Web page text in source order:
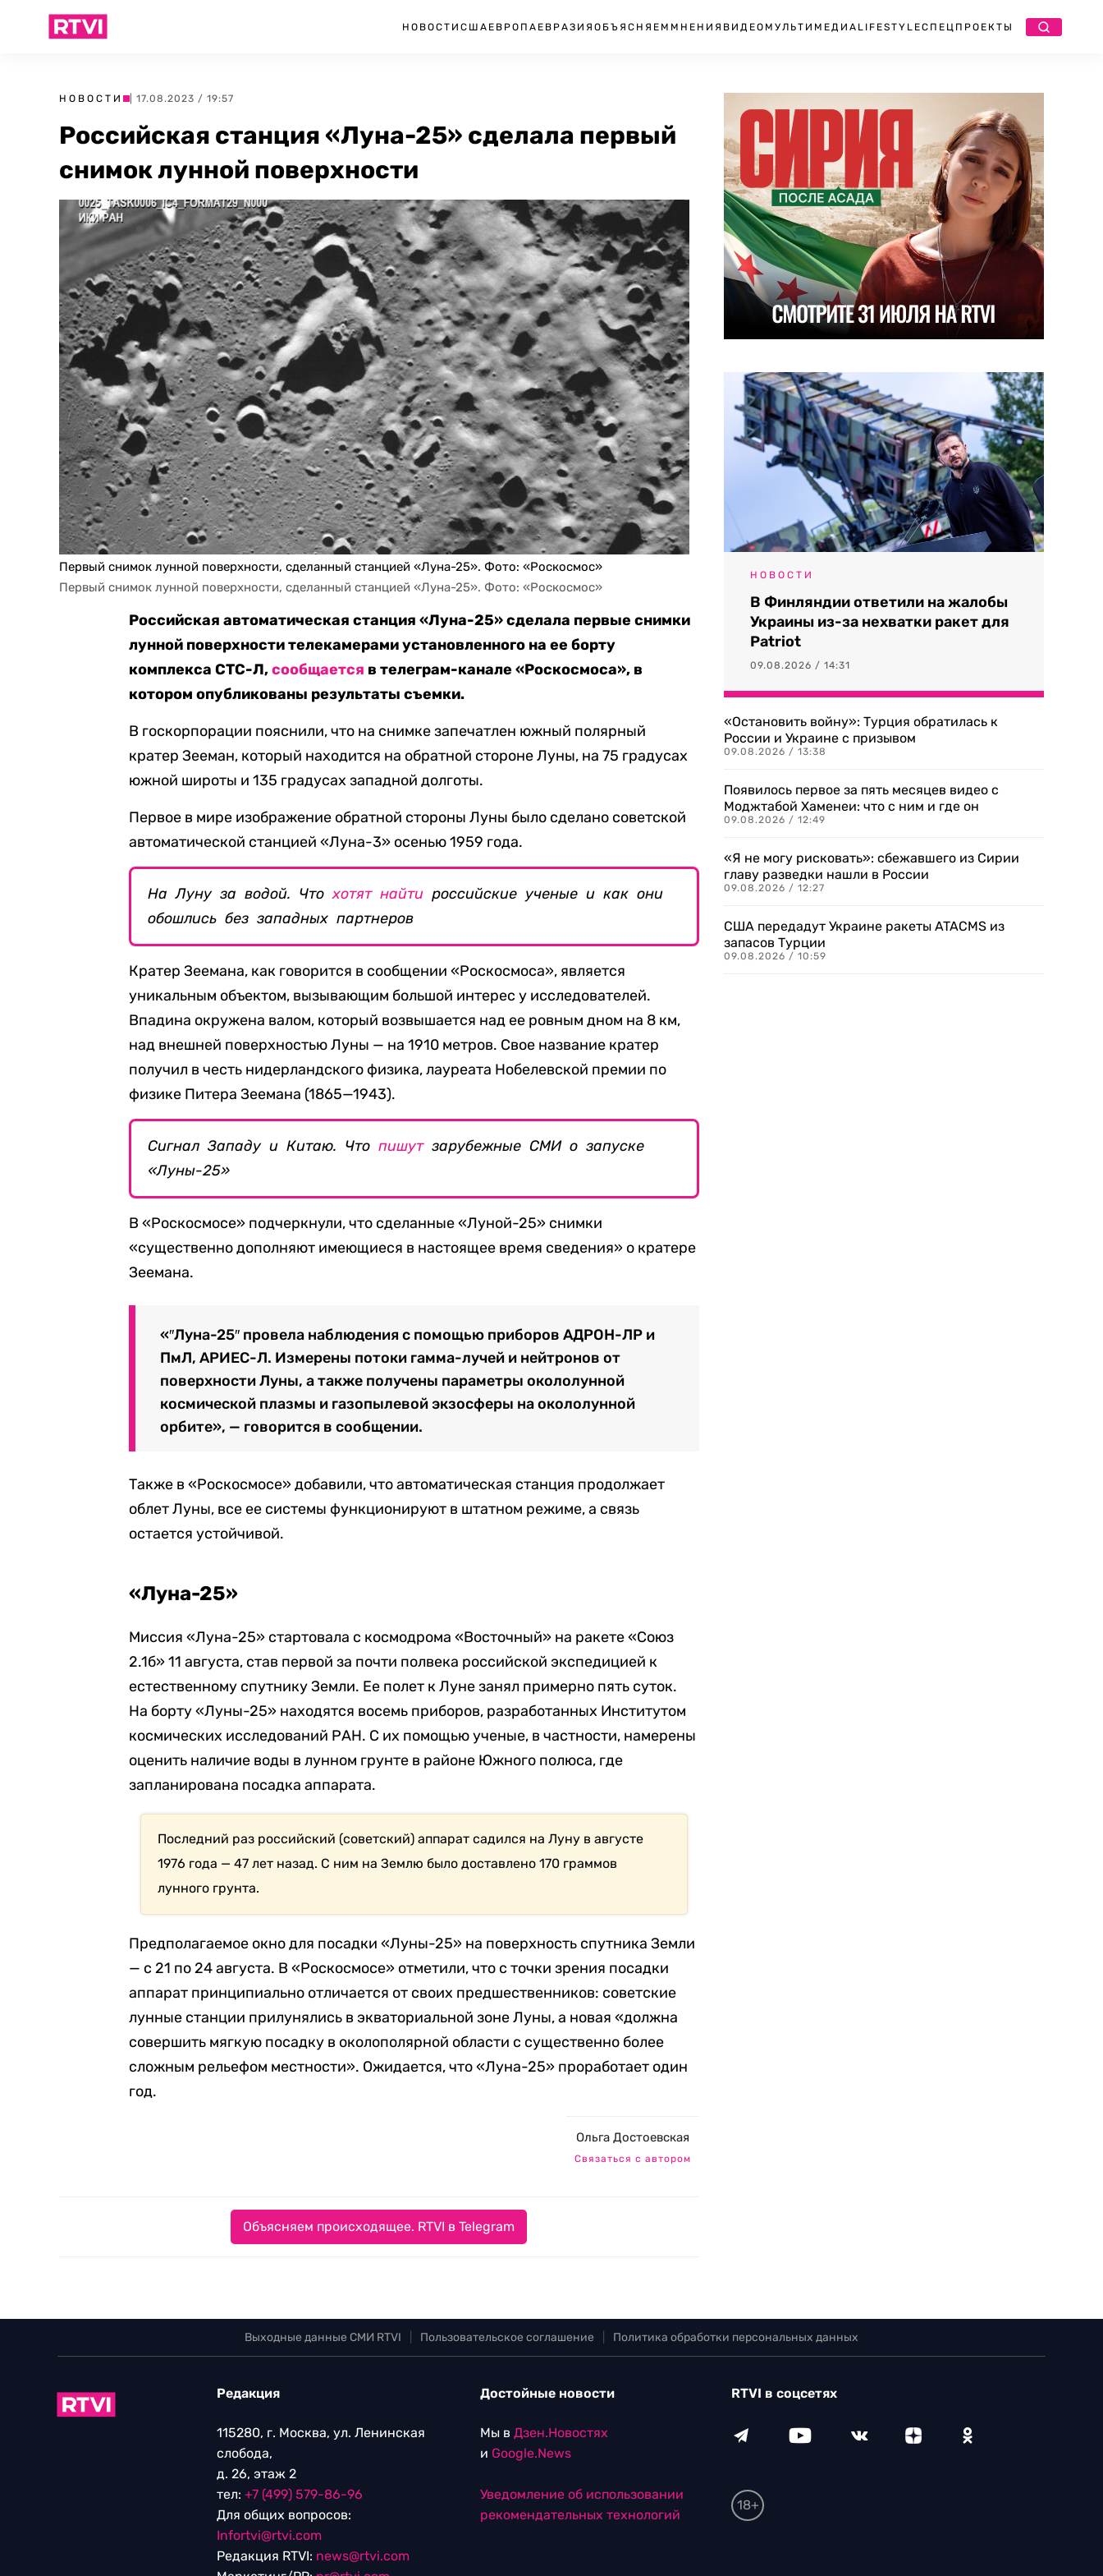
НОВОСТИ США ЕВРОПА ЕВРАЗИЯ ОБЪЯСНЯЕМ МНЕНИЯ ВИДЕО МУЛЬТИМЕДИА LIFESTYLEСПЕЦПРОЕКТЫ
НОВОСТИ | 17.08.2023 / 19:57
Российская станция «Луна-25» сделала первый
снимок лунной поверхности
Первый снимок лунной поверхности, сделанный станцией «Луна-25». Фото: «Роскосмос»
Первый снимок лунной поверхности, сделанный станцией «Луна-25». Фото: «Роскосмос»
Российская автоматическая станция «Луна-25» сделала первые снимки
лунной поверхности телекамерами установленного на ее борту
комплекса СТС-Л,сообщается в телеграм-канале «Роскосмоса», в
котором опубликованы результаты съемки.
В госкорпорации пояснили, что на снимке запечатлен южный полярный
кратер Зееман, который находится на обратной стороне Луны, на 75 градусах
южной широты и 135 градусах западной долготы.
Первое в мире изображение обратной стороны Луны было сделано советской
автоматической станцией «Луна-3» осенью 1959 года.
На Луну за водой. Чтохотят найти российские ученые и как они
обошлись без западных партнеров
Кратер Зеемана, как говорится в сообщении «Роскосмоса», является
уникальным объектом, вызывающим большой интерес у исследователей.
Впадина окружена валом, который возвышается над ее ровным дном на 8 км,
над внешней поверхностью Луны — на 1910 метров. Свое название кратер
получил в честь нидерландского физика, лауреата Нобелевской премии по
физике Питера Зеемана (1865—1943).
Сигнал Западу и Китаю. Чтопишутзарубежные СМИ о запуске
«Луны-25»
В «Роскосмосе» подчеркнули, что сделанные «Луной-25» снимки
«существенно дополняют имеющиеся в настоящее время сведения» о кратере
Зеемана.
«″Луна-25″ провела наблюдения с помощью приборов АДРОН-ЛР и
ПмЛ, АРИЕС-Л. Измерены потоки гамма-лучей и нейтронов от
поверхности Луны, а также получены параметры окололунной
космической плазмы и газопылевой экзосферы на окололунной
орбите», — говорится в сообщении.
Также в «Роскосмосе» добавили, что автоматическая станция продолжает
облет Луны, все ее системы функционируют в штатном режиме, а связь
остается устойчивой.
«Луна-25»
Миссия «Луна-25» стартовала с космодрома «Восточный» на ракете «Союз
2.1б» 11 августа, став первой за почти полвека российской экспедицией к
естественному спутнику Земли. Ее полет к Луне занял примерно пять суток.
На борту «Луны-25» находятся восемь приборов, разработанных Институтом
космических исследований РАН. С их помощью ученые, в частности, намерены
оценить наличие воды в лунном грунте в районе Южного полюса, где
запланирована посадка аппарата.
Последний раз российский (советский) аппарат садился на Луну в августе
1976 года — 47 лет назад. С ним на Землю было доставлено 170 граммов
лунного грунта.
Предполагаемое окно для посадки «Луны-25» на поверхность спутника Земли
— с 21 по 24 августа. В «Роскосмосе» отметили, что с точки зрения посадки
аппарат принципиально отличается от своих предшественников: советские
лунные станции прилунялись в экваториальной зоне Луны, а новая «должна
совершить мягкую посадку в околополярной области с существенно более
сложным рельефом местности». Ожидается, что «Луна-25» проработает один
год.
Ольга Достоевская
Связаться с автором
Объясняем происходящее. RTVI в Telegram
НОВОСТИ
В Финляндии ответили на жалобы
Украины из-за нехватки ракет для
Patriot
09.08.2026 / 14:31
«Остановить войну»: Турция обратилась к
России и Украине с призывом
09.08.2026 / 13:38
Появилось первое за пять месяцев видео с
Моджтабой Хаменеи: что с ним и где он
09.08.2026 / 12:49
«Я не могу рисковать»: сбежавшего из Сирии
главу разведки нашли в России
09.08.2026 / 12:27
США передадут Украине ракеты ATACMS из
запасов Турции
09.08.2026 / 10:59
Выходные данные СМИ RTVI Пользовательское соглашение Политика обработки персональных данных
Редакция
115280, г. Москва, ул. Ленинская
слобода,
д. 26, этаж 2
тел: +7 (499) 579-86-96
Для общих вопросов:
Infortvi@rtvi.com
Редакция RTVI: news@rtvi.com
Достойные новости
Мы в Дзен.Новостях
и Google.News
Уведомление об использовании
рекомендательных технологий
RTVI в соцсетях
18+